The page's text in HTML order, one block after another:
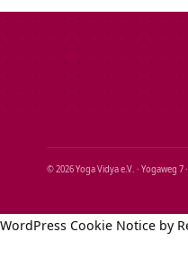
© 2026 Yoga Vidya e.V. · Yogaweg 7
WordPress Cookie Notice by